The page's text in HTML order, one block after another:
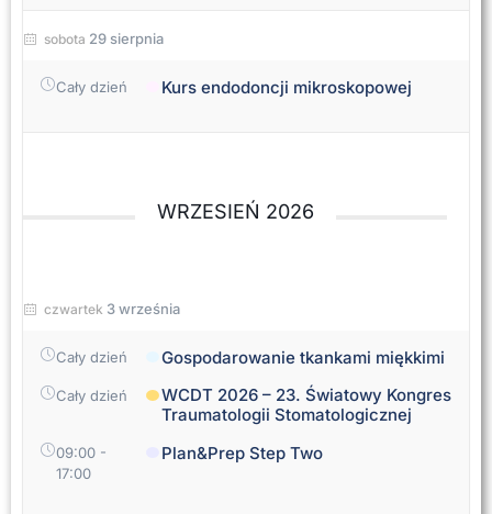
sobota 29 sierpnia
Cały dzień Kurs endodoncji mikroskopowej
WRZESIEŃ 2026
czwartek 3 września
Cały dzień Gospodarowanie tkankami miękkimi
Cały dzień
WCDT 2026 – 23. Światowy Kongres
Traumatologii Stomatologicznej
09:00 -
17:00
Plan&Prep Step Two